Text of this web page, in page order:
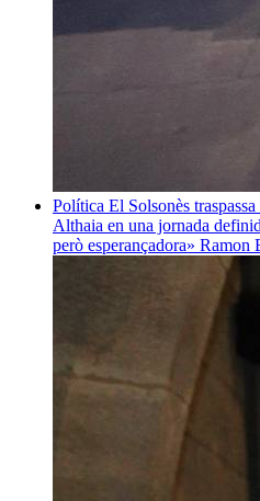
Política El Solsonès
Althaia en una jornada
però esperançadora» Ramon